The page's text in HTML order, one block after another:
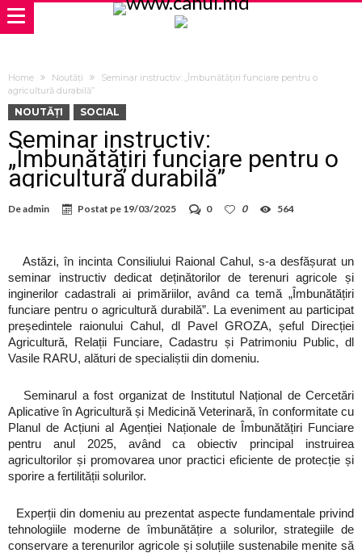
Home Noutăți
Seminar instructiv: „Îmbunătățiri funciare pentru o
agricultură durabilă”
NOUTĂȚI SOCIAL
Seminar instructiv:
„Îmbunătățiri funciare pentru o
agricultură durabilă”
Deadmin Postat pe 19/03/2025 0 0 564
Astăzi, în incinta Consiliului Raional Cahul, s-a desfășurat un
seminar instructiv dedicat deținătorilor de terenuri agricole și
inginerilor cadastrali ai primăriilor, având ca temă „Îmbunătățiri
funciare pentru o agricultură durabilă”. La eveniment au participat
președintele raionului Cahul, dl Pavel GROZA, șeful Direcției
Agricultură, Relații Funciare, Cadastru și Patrimoniu Public, dl
Vasile RARU, alături de specialiștii din domeniu.
Seminarul a fost organizat de Institutul Național de Cercetări
Aplicative în Agricultură și Medicină Veterinară, în conformitate cu
Planul de Acțiuni al Agenției Naționale de Îmbunătățiri Funciare
pentru anul 2025, având ca obiectiv principal instruirea
agricultorilor și promovarea unor practici eficiente de protecție și
sporire a fertilității solurilor.
Experții din domeniu au prezentat aspecte fundamentale privind
tehnologiile moderne de îmbunătățire a solurilor, strategiile de
conservare a terenurilor agricole și soluțiile sustenabile menite să